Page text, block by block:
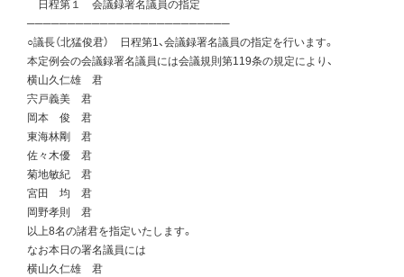
日程第１ 会議録署名議員の指定
─────────────────────────
○議長（北猛俊君） 日程第1、会議録署名議員の指定を行います。
本定例会の会議録署名議員には会議規則第119条の規定により、
横山久仁雄 君
宍戸義美 君
岡本 俊 君
東海林剛 君
佐々木優 君
菊地敏紀 君
宮田 均 君
岡野孝則 君
以上8名の諸君を指定いたします。
なお本日の署名議員には
横山久仁雄 君